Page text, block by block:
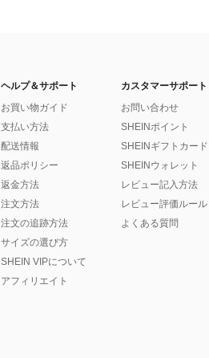
ヘルプ＆サポート
お買い物ガイド
支払い方法
配送情報
返品ポリシー
返金方法
注文方法
注文の追跡方法
サイズの選び方
SHEIN VIPについて
アフィリエイト
カスタマーサポート
お問い合わせ
SHEINポイント
SHEINギフトカード
SHEINウォレット
レビュー記入方法
レビュー評価ルール
よくある質問